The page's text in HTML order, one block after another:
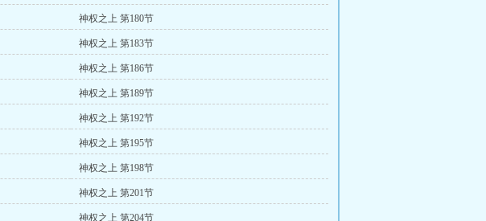
神权之上 第180节
神权之上 第183节
神权之上 第186节
神权之上 第189节
神权之上 第192节
神权之上 第195节
神权之上 第198节
神权之上 第201节
神权之上 第204节